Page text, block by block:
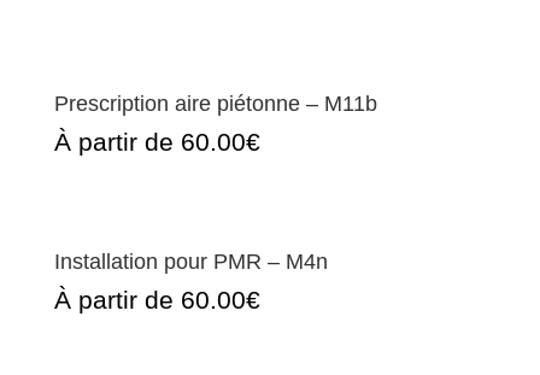
Prescription aire piétonne – M11b
À partir de 60.00€
Installation pour PMR – M4n
À partir de 60.00€